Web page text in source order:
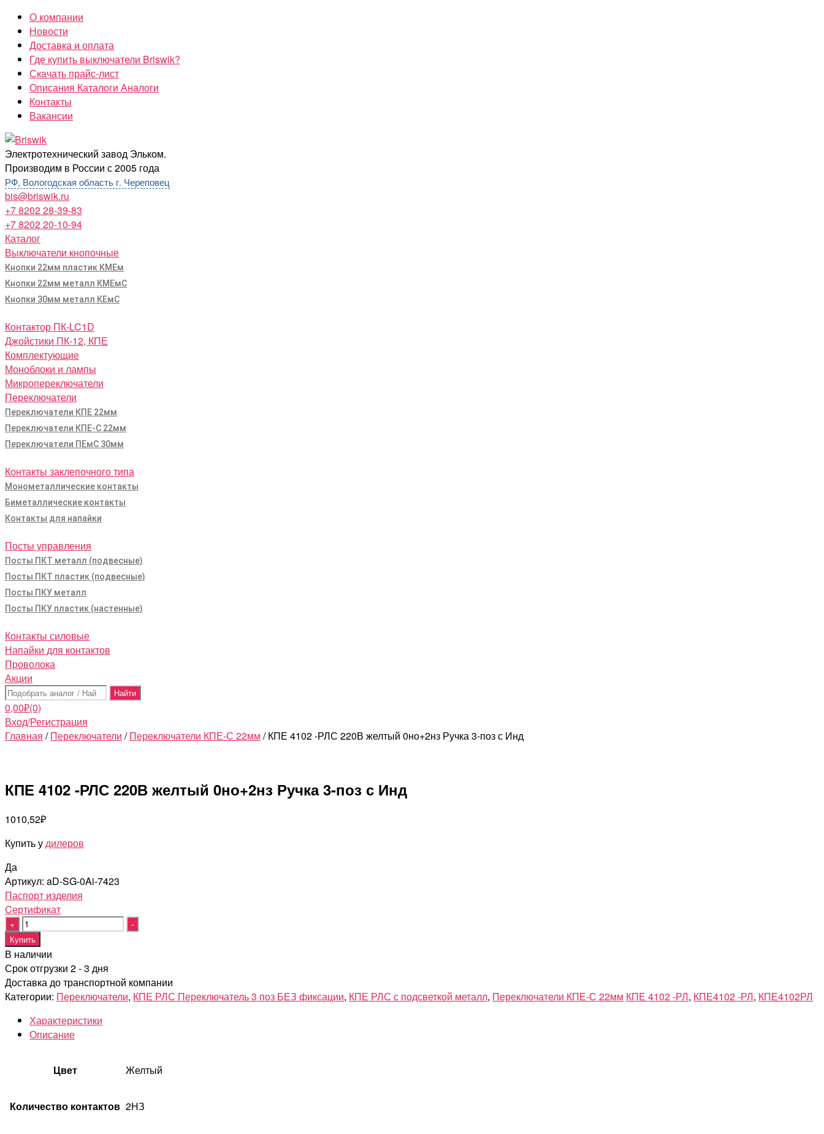
Перейти
содержимому
О компании
Новости
Доставка и оплата
Где купить выключатели Briswik?
Скачать прайс-лист
Описания Каталоги Аналоги
Контакты
Вакансии
Briswik
Электротехнический завод Эльком.
Производим в России с 2005 года
РФ, Вологодская область г. Череповец
bis@briswik.ru
+7 8202 28-39-83
+7 8202 20-10-94
Каталог
Выключатели кнопочные
Кнопки 22мм пластик КМЕм
Кнопки 22мм металл КМЕмС
Кнопки 30мм металл КЕмС
Контактор ПК-LC1D
Джойстики ПК-12, КПЕ
Комплектующие
Моноблоки и лампы
Микропереключатели
Переключатели
Переключатели КПЕ 22мм
Переключатели КПЕ-С 22мм
Переключатели ПЕмС 30мм
Контакты заклепочного типа
Монометаллические контакты
Биметаллические контакты
Контакты для напайки
Посты управления
Посты ПКТ металл (подвесные)
Посты ПКТ пластик (подвесные)
Посты ПКУ металл
Посты ПКУ пластик (настенные)
Контакты силовые
Напайки для контактов
Проволока
Акции
Поиск:
0,00₽(0)
Вход/Регистрация
Главная /Переключатели /Переключатели КПЕ-С 22мм / КПЕ 4102 -РЛС 220В желтый 0но+2нз Ручка 3-поз с Инд
КПЕ 4102 -РЛС 220В желтый 0но+2нз Ручка 3-поз с Инд
1010,52₽
Купить удилеров
Да
Артикул: aD-SG-0Ai-7423
Паспорт изделия
Cертификат
Quantity
Купить
В наличии
Срок отгрузки 2 - 3 дня
Доставка до транспортной компании
Категории: Переключатели, КПЕ РЛС Переключатель 3 поз БЕЗ фиксации, КПЕ РЛС с подсветкой металл, Переключатели КПЕ-С 22мм КПЕ 4102 -РЛ, КПЕ4102 -РЛ, КПЕ4102РЛ
Характеристики
Описание
Цвет Желтый
Количество контактов 2НЗ